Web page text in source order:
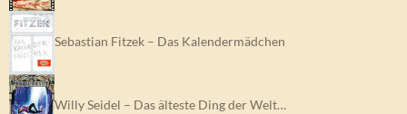
Sebastian Fitzek – Das Kalendermädchen
Willy Seidel – Das älteste Ding der Welt…